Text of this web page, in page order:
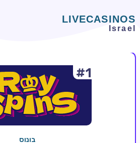
משחקים אונליין
משחקים חינמיים
#1
בונוס